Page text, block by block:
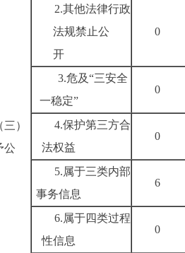
三）
公
2.其他法律行政
法规禁止公
开
3.危及“三安全
一稳定”
4.保护第三方合
法权益
5.属于三类内部
事务信息
6.属于四类过程
性信息